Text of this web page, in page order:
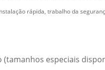
rápida, trabalho da
(tamanhos especiais